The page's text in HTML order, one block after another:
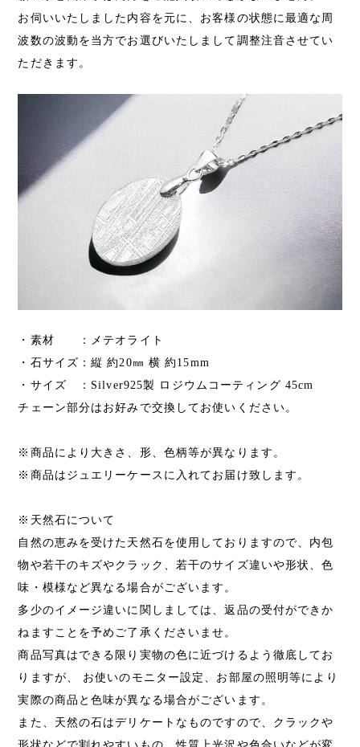
お伺いいたしました内容を元に、お客様の状態に最適な周
波数の波動を当方でお選びいたしまして調整注音させてい
ただきます。
・素材 ：メテオライト
・石サイズ：縦 約20㎜ 横 約15mm
・サイズ ：Silver925製 ロジウムコーティング 45cm
チェーン部分はお好みで交換してお使いください。
※商品により大きさ、形、色柄等が異なります。
※商品はジュエリーケースに入れてお届け致します。
※天然石について
自然の恵みを受けた天然石を使用しておりますので、内包
物や若干のキズやクラック、若干のサイズ違いや形状、色
味・模様など異なる場合がございます。
多少のイメージ違いに関しましては、返品の受付ができか
ねますことを予めご了承くださいませ。
商品写真はできる限り実物の色に近づけるよう徹底してお
りますが、 お使いのモニター設定、お部屋の照明等により
実際の商品と色味が異なる場合がございます。
また、天然の石はデリケートなものですので、クラックや